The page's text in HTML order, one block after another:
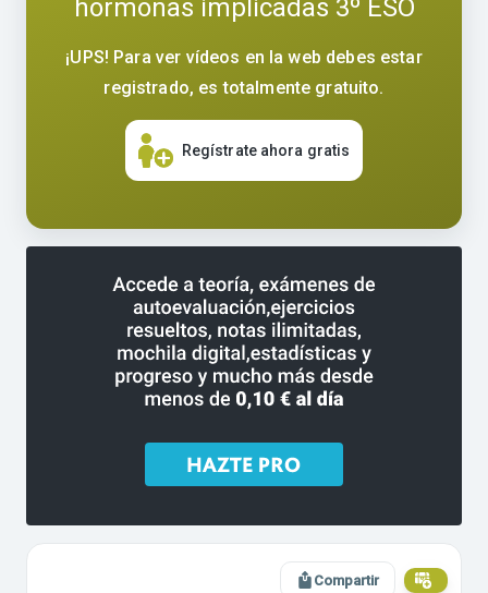
hormonas implicadas 3º ESO
¡UPS! Para ver vídeos en la web debes estar
registrado, es totalmente gratuito.
Regístrate ahora gratis
Compartir